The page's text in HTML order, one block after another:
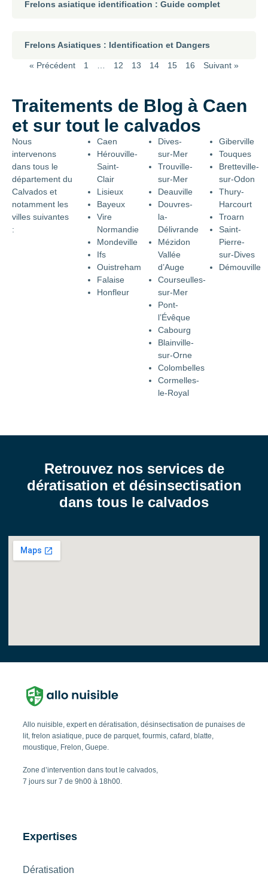
Frelons asiatique identification : Guide complet
Frelons Asiatiques : Identification et Dangers
« Précédent 1 12 13 14 15 16 Suivant »
Traitements de Blog à Caen
et sur tout le calvados
Nous
intervenons
dans tous le
département du
Calvados et
notamment les
villes suivantes
:
Caen
Hérouville-
Saint-
Clair
Lisieux
Bayeux
Vire
Normandie
Mondeville
Ifs
Ouistreham
Falaise
Honfleur
Dives-
sur-Mer
Trouville-
sur-Mer
Deauville
Douvres-
la-
Délivrande
Mézidon
Vallée
d’Auge
Courseulles-
sur-Mer
Pont-
l’Évêque
Cabourg
Blainville-
sur-Orne
Colombelles
Cormelles-
le-Royal
Giberville
Touques
Bretteville-
sur-Odon
Thury-
Harcourt
Troarn
Saint-
Pierre-
sur-Dives
Démouville
Retrouvez nos services de
dératisation et désinsectisation
dans tous le calvados
Allo nuisible, expert en dératisation, désinsectisation de punaises de
lit, frelon asiatique, puce de parquet, fourmis, cafard, blatte,
moustique, Frelon, Guepe.
Zone d’intervention dans tout le calvados,
7 jours sur 7 de 9h00 à 18h00.
Expertises
Dératisation